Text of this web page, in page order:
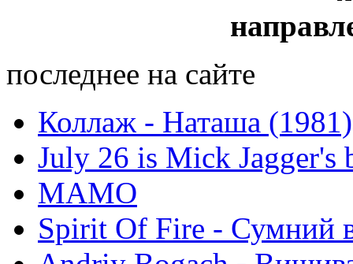
последнее на сайте
Коллаж - Наташа (1981)
July 26 is Mick Jagger's
МАМО
Spirit Of Fire - Сумний